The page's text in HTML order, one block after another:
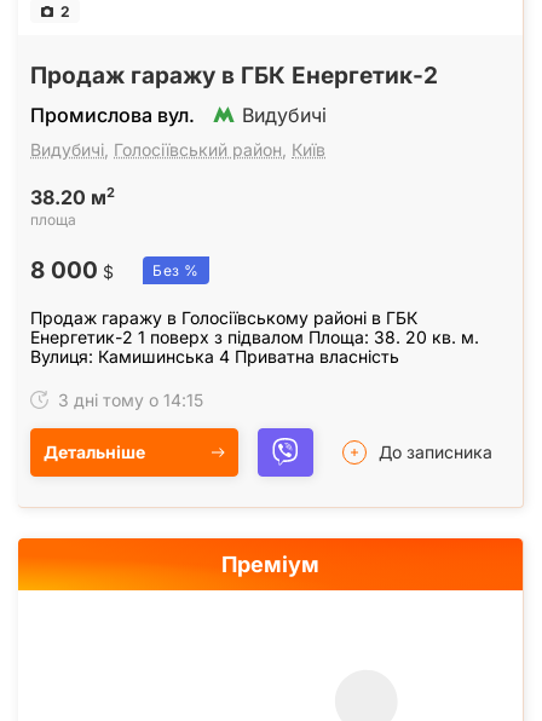
2
Продаж гаражу в ГБК Енергетик-2
Промислова вул. Видубичі
Видубичі, Голосіївський район, Київ
38.20 м2
площа
8 000 $ Без %
Продаж гаражу в Голосіївському районі в ГБК
Енергетик-2 1 поверх з підвалом Площа: 38. 20 кв. м.
Вулиця: Камишинська 4 Приватна власність
3 дні тому о 14:15
Детальніше До записника
Преміум